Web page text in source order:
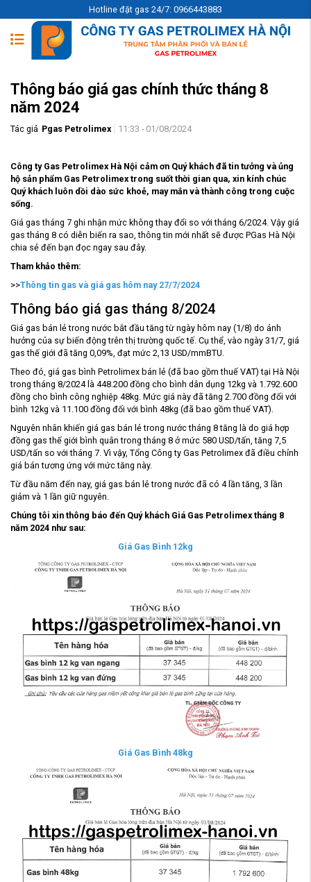
Hotline đặt gas 24/7: 0966443883
Thông báo giá gas chính thức tháng 8
năm 2024
Tác giả Pgas Petrolimex 11:33 - 01/08/2024
Công ty Gas Petrolimex Hà Nội cảm ơn Quý khách đã tin tưởng và ủng
hộ sản phẩm Gas Petrolimex trong suốt thời gian qua, xin kính chúc
Quý khách luôn dồi dào sức khoẻ, may mắn và thành công trong cuộc
sống.
Giá gas tháng 7 ghi nhận mức không thay đổi so với tháng 6/2024. Vậy giá
gas tháng 8 có diễn biến ra sao, thông tin mới nhất sẽ được PGas Hà Nội
chia sẻ đến bạn đọc ngay sau đây.
Tham khảo thêm:
>>Thông tin gas và giá gas hôm nay 27/7/2024
Thông báo giá gas tháng 8/2024
Giá gas bán lẻ trong nước bắt đầu tăng từ ngày hôm nay (1/8) do ảnh
hưởng của sự biến động trên thị trường quốc tế. Cụ thể, vào ngày 31/7, giá
gas thế giới đã tăng 0,09%, đạt mức 2,13 USD/mmBTU.
Theo đó, giá gas bình Petrolimex bán lẻ (đã bao gồm thuế VAT) tại Hà Nội
trong tháng 8/2024 là 448.200 đồng cho bình dân dụng 12kg và 1.792.600
đồng cho bình công nghiệp 48kg. Mức giá này đã tăng 2.700 đồng đối với
bình 12kg và 11.100 đồng đối với bình 48kg (đã bao gồm thuế VAT).
Nguyên nhân khiến giá gas bán lẻ trong nước tháng 8 tăng là do giá hợp
đồng gas thế giới bình quân trong tháng 8 ở mức 580 USD/tấn, tăng 7,5
USD/tấn so với tháng 7. Vì vậy, Tổng Công ty Gas Petrolimex đã điều chỉnh
giá bán tương ứng với mức tăng này.
Từ đầu năm đến nay, giá gas bán lẻ trong nước đã có 4 lần tăng, 3 lần
giảm và 1 lần giữ nguyên.
Chúng tôi xin thông báo đến Quý khách Giá Gas Petrolimex tháng 8
năm 2024 như sau:
Giá Gas Bình 12kg
Giá Gas Bình 48kg